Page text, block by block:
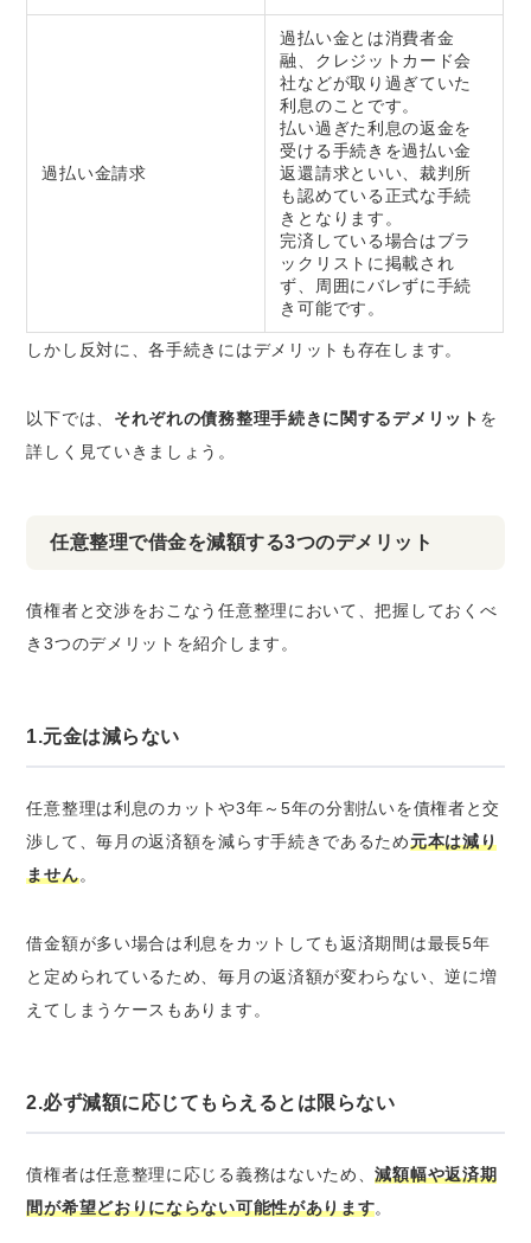
過払い金請求
過払い金とは消費者金
融、クレジットカード会
社などが取り過ぎていた
利息のことです。
払い過ぎた利息の返金を
受ける手続きを過払い金
返還請求といい、裁判所
も認めている正式な手続
きとなります。
完済している場合はブラ
ックリストに掲載され
ず、周囲にバレずに手続
き可能です。
しかし反対に、各手続きにはデメリットも存在します。
以下では、 それぞれの債務整理手続きに関するデメリット を
詳しく見ていきましょう。
任意整理で借金を減額する3つのデメリット
債権者と交渉をおこなう任意整理において、把握しておくべ
き3つのデメリットを紹介します。
1.元金は減らない
任意整理は利息のカットや3年～5年の分割払いを債権者と交
渉して、毎月の返済額を減らす手続きであるため元本は減り
ません。
借金額が多い場合は利息をカットしても返済期間は最長5年
と定められているため、毎月の返済額が変わらない、逆に増
えてしまうケースもあります 。
2.必ず減額に応じてもらえるとは限らない
債権者は任意整理に応じる義務はないため、減額幅や返済期
間が希望どおりにならない可能性があります。